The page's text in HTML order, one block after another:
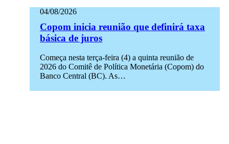
04/08/2026
Copom inicia reunião que definirá taxa
básica de juros
Começa nesta terça-feira (4) a quinta reunião de
2026 do Comitê de Política Monetária (Copom) do
Banco Central (BC). As…